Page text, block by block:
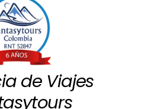
de Viajes